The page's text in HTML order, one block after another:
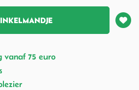
vanaf 75 euro